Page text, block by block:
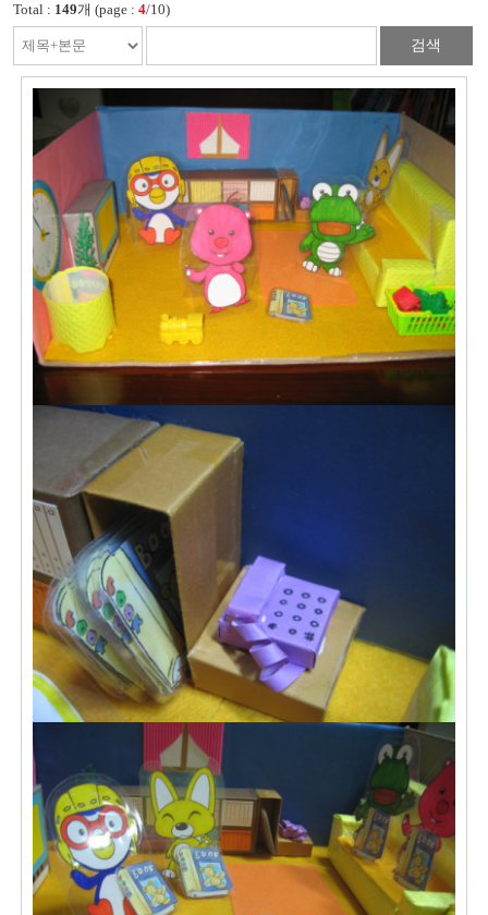
Total : 149개 (page : 4/10)
검색